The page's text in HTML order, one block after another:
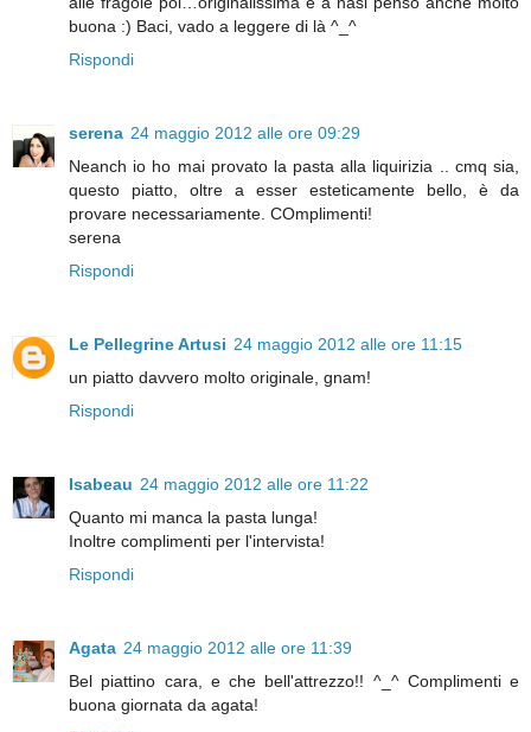
buona :) Baci, vado a leggere di là ^_^
Rispondi
serena 24 maggio 2012 alle ore 09:29
Neanch io ho mai provato la pasta alla liquirizia .. cmq sia,
questo piatto, oltre a esser esteticamente bello, è da
provare necessariamente. COmplimenti!
serena
Rispondi
Le Pellegrine Artusi 24 maggio 2012 alle ore 11:15
un piatto davvero molto originale, gnam!
Rispondi
Isabeau 24 maggio 2012 alle ore 11:22
Quanto mi manca la pasta lunga!
Inoltre complimenti per l'intervista!
Rispondi
Agata 24 maggio 2012 alle ore 11:39
Bel piattino cara, e che bell'attrezzo!! ^_^ Complimenti e
buona giornata da agata!